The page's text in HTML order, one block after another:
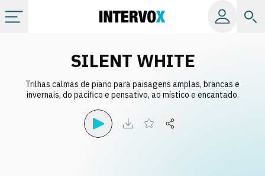
Todos os álbuns
SILENT WHITE
Trilhas calmas de piano para paisagens amplas, brancas e
invernais, do pacífico e pensativo, ao místico e encantado.